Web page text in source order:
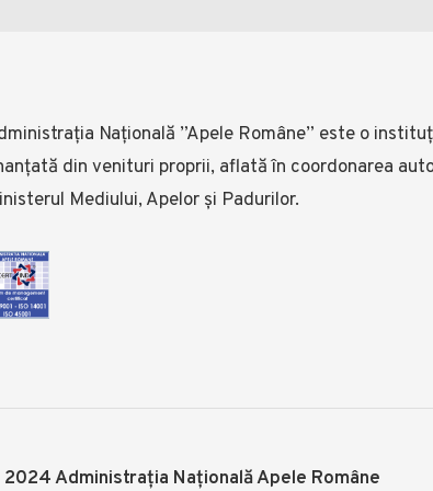
Națională ”Apele Române” este o
din venituri proprii, aflată în coordonarea
Mediului, Apelor și Padurilor.
Administrația Națională Apele Române